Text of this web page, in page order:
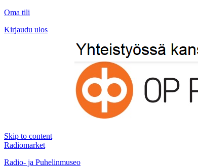
Oma tili
Kirjaudu ulos
Skip to content
Radiomarket
Radio- ja Puhelinmuseo